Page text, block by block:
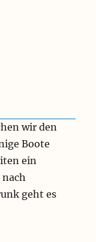
wir den
Boote
ein
nach
geht es